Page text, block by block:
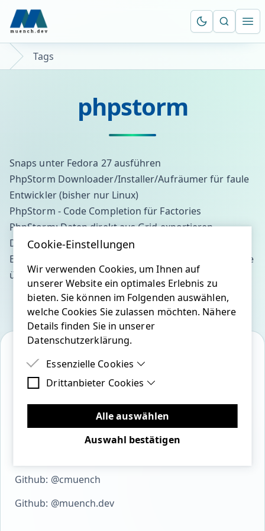
Suche
Tags
phpstorm
Snaps unter Fedora 27 ausführen
PhpStorm Downloader/Installer/Aufräumer für faule
Entwickler (bisher nur Linux)
PhpStorm - Code Completion für Factories
PhpStorm: Daten direkt aus Grid exportieren
DevOp: Puppet zum installieren von PHPStorm
Eigene Tools in PHPStorm einbinden / Magento Cache
über IDE leeren
Cookie-Einstellungen
Wir verwenden Cookies, um Ihnen auf
unserer Website ein optimales Erlebnis zu
bieten. Sie können im Folgenden auswählen,
welche Cookies Sie zulassen möchten. Nähere
Details finden Sie in unserer
Datenschutzerklärung.
Essenzielle Cookies
Essenzielle Cookies sind Cookies, welche für
benötigt werden.
Drittanbieter Cookies
Drittanbieter Cookies sind Cookies, die
Drittanbieter-Software setzen, um Funktionen
wie Google Maps zu ermöglichen.
Alle auswählen
Auswahl bestätigen
Github: @cmuench
Github: @muench.dev